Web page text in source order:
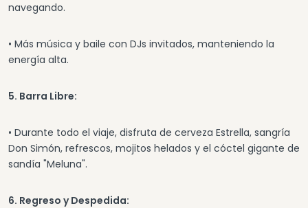
navegando.
• Más música y baile con DJs invitados, manteniendo la
energía alta.
5. Barra Libre:
• Durante todo el viaje, disfruta de cerveza Estrella, sangría
Don Simón, refrescos, mojitos helados y el cóctel gigante de
sandía "Meluna".
6. Regreso y Despedida: